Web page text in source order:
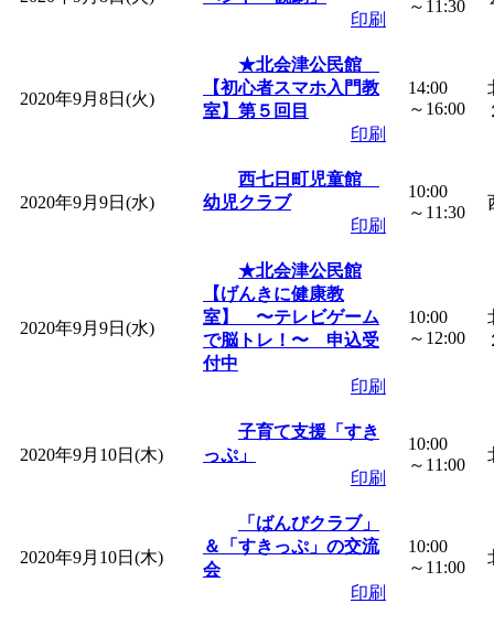
赤ちゃん交流広場
間：2026/08/10～
「みなづる号乗車体
de 健康づくり」」 受
堂島地区歴史ウオ
」 受付期間：～
みなづる号乗車体
de 健康づくり」」 受
「皆鶴姫のこびる塾
」 受付期間：～
印刷
～11:30
2020年9月8日(火)
★北会津公民館
【初心者スマホ入門教
室】第５回目
印刷
14:00
～16:00
2020年9月9日(水)
西七日町児童館
幼児クラブ
印刷
10:00
～11:30
2020年9月9日(水)
★北会津公民館
【げんきに健康教
室】 〜テレビゲーム
で脳トレ！〜 申込受
付中
印刷
10:00
～12:00
2020年9月10日(木)
子育て支援「すき
っぷ」
印刷
10:00
～11:00
2020年9月10日(木)
「ばんびクラブ」
＆「すきっぷ」の交流
会
印刷
10:00
～11:00